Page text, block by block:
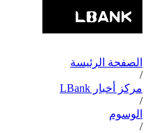
الصفحة الرئيسة
/
مركز أخبار LBank
/
الوسوم
/